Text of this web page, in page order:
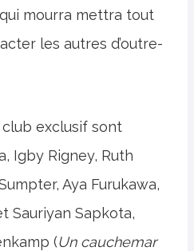
mourra mettra tout
les autres d’outre-
exclusif sont
Igby Rigney, Ruth
Aya Furukawa,
Sauriyan Sapkota,
(Un cauchemar